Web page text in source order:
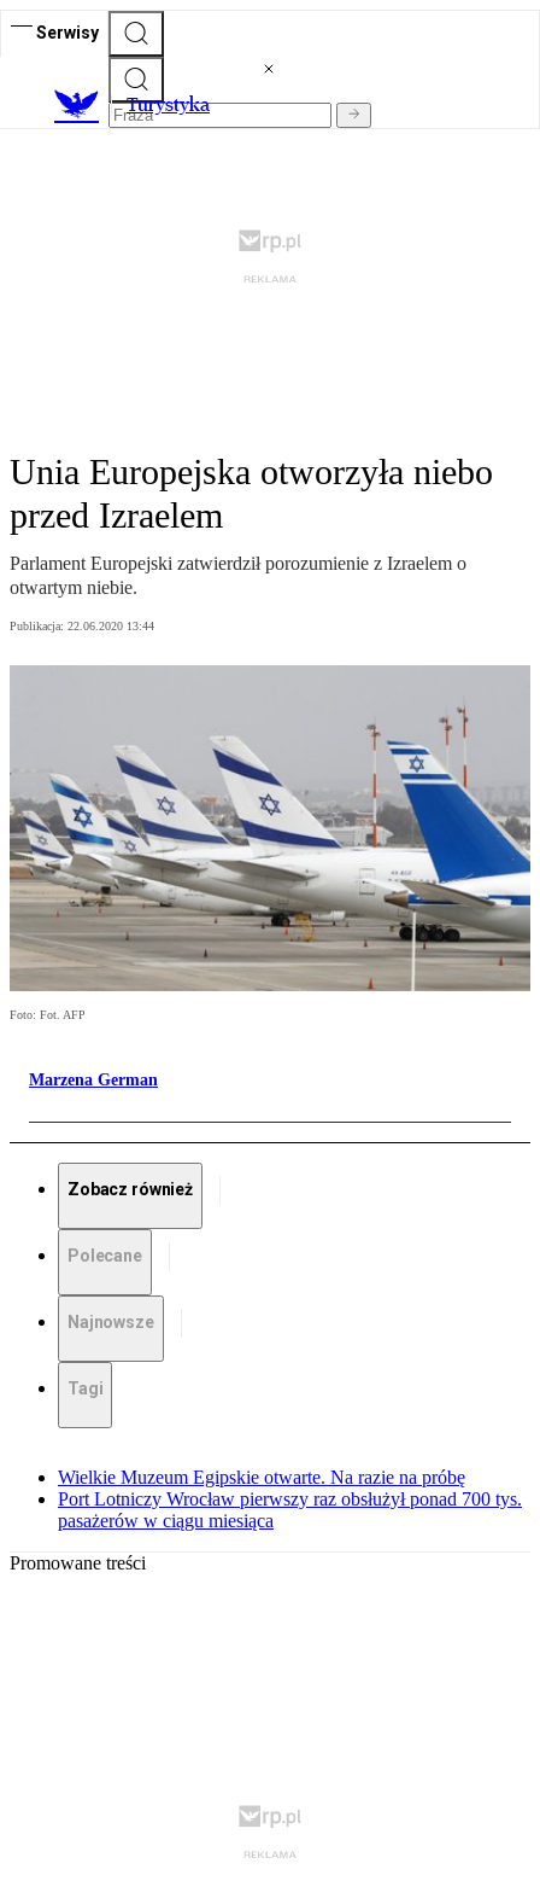
Serwisy
Turystyka
Unia Europejska otworzyła niebo
przed Izraelem
Parlament Europejski zatwierdził porozumienie z Izraelem o
otwartym niebie.
Publikacja: 22.06.2020 13:44
Foto: Fot. AFP
Marzena German
Zobacz również
Polecane
Najnowsze
Tagi
Wielkie Muzeum Egipskie otwarte. Na razie na próbę
Port Lotniczy Wrocław pierwszy raz obsłużył ponad 700 tys.
pasażerów w ciągu miesiąca
Promowane treści